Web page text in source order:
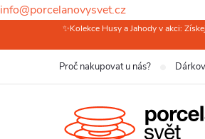
info@porcelanovysvet.cz
na
✨Kolekce Husy a Jahody v akci:
Proč nakupovat u nás?